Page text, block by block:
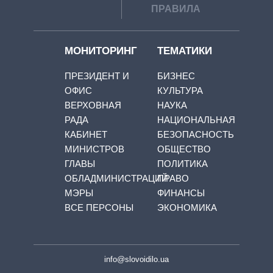
ПРАВИЛА
МОНИТОРИНГ
ПРЕЗИДЕНТ И
ОФИС
ВЕРХОВНАЯ
РАДА
КАБИНЕТ
МИНИСТРОВ
ГЛАВЫ
ОБЛАДМИНИСТРАЦИЙ
МЭРЫ
ВСЕ ПЕРСОНЫ
ТЕМАТИКИ
БИЗНЕС
КУЛЬТУРА
НАУКА
НАЦИОНАЛЬНАЯ
БЕЗОПАСНОСТЬ
ОБЩЕСТВО
ПОЛИТИКА
ПРАВО
ФИНАНСЫ
ЭКОНОМИКА
info@slovoidilo.ua